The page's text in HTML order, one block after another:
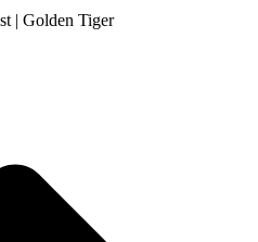
| Golden Tiger